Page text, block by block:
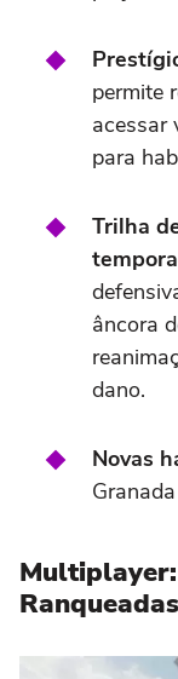
permite
acessar
para
Trilha
âncora
dano.
Novas
Ranqueadas